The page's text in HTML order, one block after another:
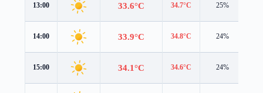
13:00 33.6°C 34.7°C 25%
14:00 33.9°C 34.8°C 24%
15:00 34.1°C 34.6°C 24%